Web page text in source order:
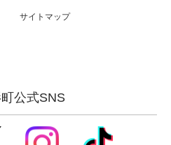
サイトマップ
町公式SNS